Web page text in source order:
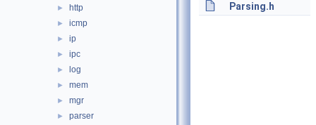
► http
► icmp
► ip
► ipc
► log
► mem
► mgr
► parser
Parsing.h